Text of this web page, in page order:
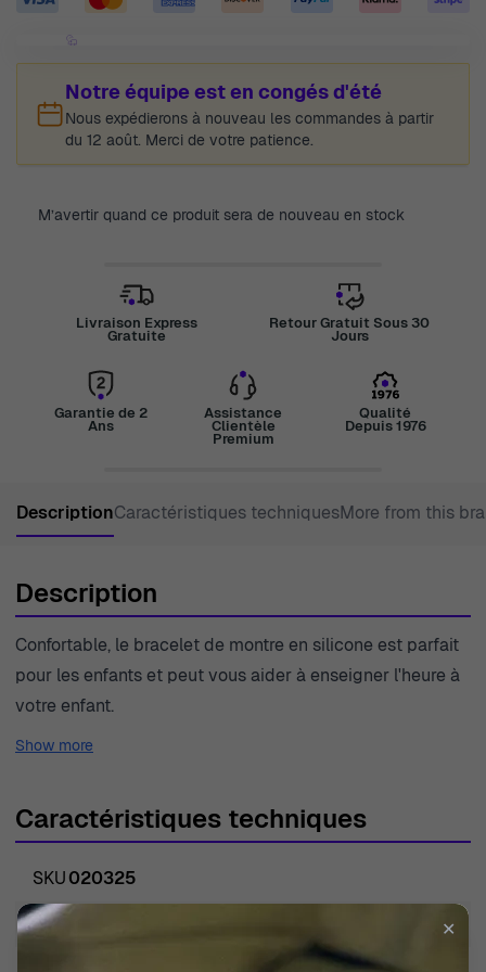
Notre équipe est en congés d'été
Nous expédierons à nouveau les commandes à partir
du 12 août. Merci de votre patience.
M’avertir quand ce produit sera de nouveau en stock
Livraison Express
Gratuite
Retour Gratuit Sous 30
Jours
Garantie de 2
Ans
Assistance
Clientèle
Premium
Qualité
Depuis 1976
DescriptionCaractéristiques techniquesMore from this
Description
Confortable, le bracelet de montre en silicone est parfait
pour les enfants et peut vous aider à enseigner l'heure à
votre enfant.
Show more
Caractéristiques techniques
SKU020325
EAN
✕